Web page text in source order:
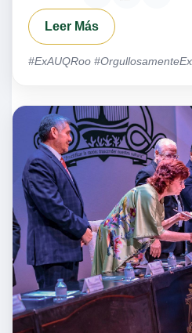
Leer Más
#ExAUQRoo